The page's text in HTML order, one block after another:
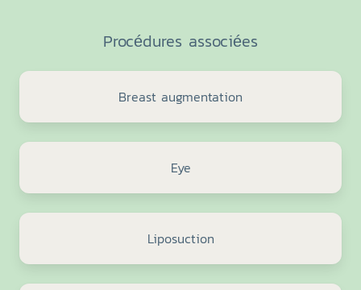
Procédures associées
Breast augmentation
Eye
Liposuction